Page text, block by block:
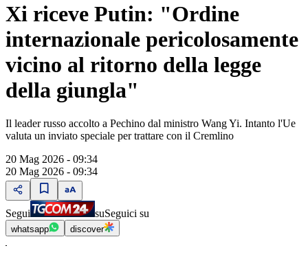
Xi riceve Putin: "Ordine
internazionale pericolosamente
vicino al ritorno della legge
della giungla"
Il leader russo accolto a Pechino dal ministro Wang Yi. Intanto l'Ue
valuta un inviato speciale per trattare con il Cremlino
20 Mag 2026 - 09:34
20 Mag 2026 - 09:34
Segui suSeguici su
whatsapp discover